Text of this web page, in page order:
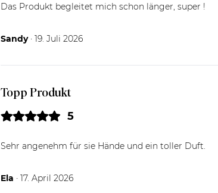
Das Produkt begleitet mich schon länger, super !
Sandy 19.07.26
· 19. Juli 2026
Topp Produkt
5
Sehr angenehm für sie Hände und ein toller Duft.
Ela 17.04.26
· 17. April 2026